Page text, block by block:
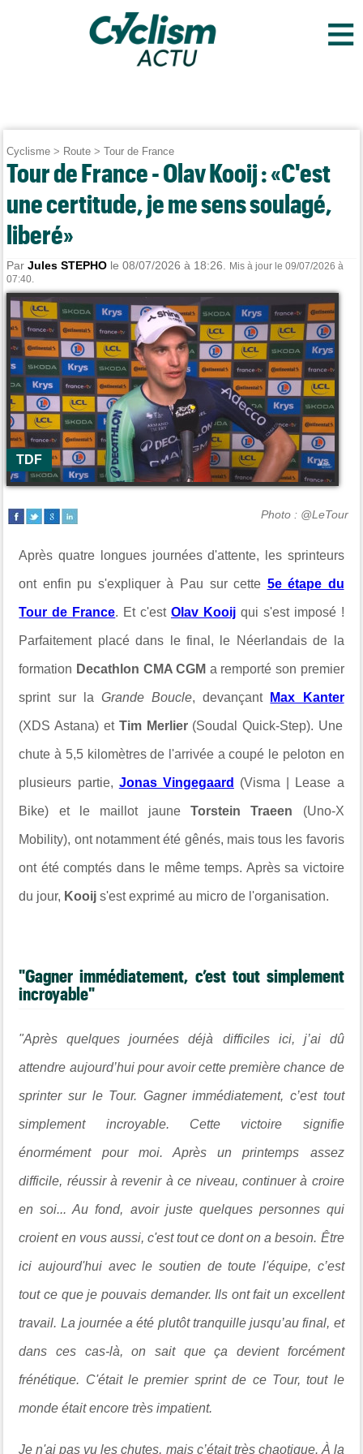
≡
Cyclisme > Route >Tour de France
Tour de France - Olav Kooij : «C'est
une certitude, je me sens soulagé,
liberé»
ParJules STEPHO le 08/07/2026 à 18:26.
Mis à jour le 09/07/2026 à
07:40.
TDF
Photo : @LeTour
Après quatre longues journées d'attente, les sprinteurs
ont enfin pu s'expliquer à Pau sur cette 5e étape du
Tour de France. Et c'estOlav Kooij qui s'est imposé !
Parfaitement placé dans le final, le Néerlandais de la
formation Decathlon CMA CGM a remporté son premier
sprint sur la Grande Boucle, devançant Max Kanter
(XDS Astana) et Tim Merlier(Soudal Quick-Step). Une
chute à 5,5 kilomètres de l'arrivée a coupé le peloton en
plusieurs partie, Jonas Vingegaard (Visma | Lease a
Bike) et le maillot jaune Torstein Traeen (Uno-X
Mobility), ont notamment été gênés, mais tous les favoris
ont été comptés dans le même temps. Après sa victoire
du jour, Kooijs'est exprimé au micro de l'organisation.
"Gagner immédiatement, c’est tout simplement
incroyable"
"Après quelques journées déjà difficiles ici, j’ai dû
attendre aujourd’hui pour avoir cette première chance de
sprinter sur le Tour. Gagner immédiatement, c’est tout
simplement incroyable. Cette victoire signifie
énormément pour moi. Après un printemps assez
difficile, réussir à revenir à ce niveau, continuer à croire
en soi... Au fond, avoir juste quelques personnes qui
croient en vous aussi, c'est tout ce dont on a besoin. Être
ici aujourd'hui avec le soutien de toute l'équipe, c’est
tout ce que je pouvais demander. Ils ont fait un excellent
travail. La journée a été plutôt tranquille jusqu’au final, et
dans ces cas-là, on sait que ça devient forcément
frénétique. C'était le premier sprint de ce Tour, tout le
monde était encore très impatient.
Je n'ai pas vu les chutes, mais c’était très chaotique. À la